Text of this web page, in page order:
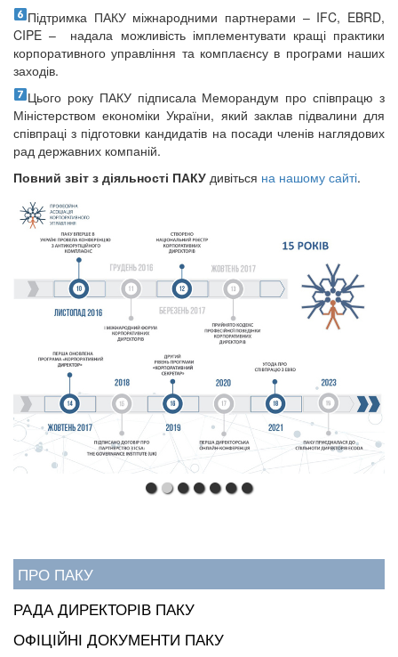
Підтримка ПАКУ міжнародними партнерами – IFC, EBRD,
CIPE – надала можливість імплементувати кращі практики
корпоративного управління та комплаєнсу в програми наших
заходів.
Цього року ПАКУ підписала Меморандум про співпрацю з
Міністерством економіки України, який заклав підвалини для
співпраці з підготовки кандидатів на посади членів наглядових
рад державних компаній.
Повний звіт з діяльності ПАКУ дивіться на нашому сайті.
ПРО ПАКУ
РАДА ДИРЕКТОРІВ ПАКУ
ОФІЦІЙНІ ДОКУМЕНТИ ПАКУ